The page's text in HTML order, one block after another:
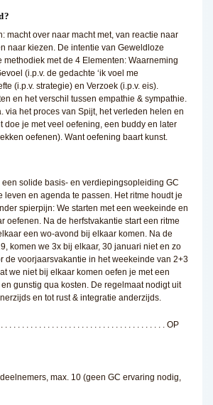
macht over naar macht met, van reactie naar
naar kiezen. De intentie van Geweldloze
methodiek met de 4 Elementen: Waarneming
(i.p.v. de gedachte ‘ik voel me
(i.p.v. strategie) en Verzoek (i.p.v. eis).
en het verschil tussen empathie & sympathie.
via het proces van Spijt, het verleden helen en
doe je met veel oefening, een buddy en later
oefenen). Want oefening baart kunst.
een solide basis- en verdiepingsopleiding GC
leven en agenda te passen. Het ritme houdt je
spierpijn: We starten met een weekeinde en
oefenen. Na de herfstvakantie start een ritme
een wo-avond bij elkaar komen. Na de
komen we 3x bij elkaar, 30 januari niet en zo
de voorjaarsvakantie in het weekeinde van 2+3
we niet bij elkaar komen oefen je met een
gunstig qua kosten. De regelmaat nodigt uit
en tot rust & integratie anderzijds.
. . . . . . . . . . . . . . . . . . . . . . . . . . . . . . . . . . . . . . . OP
max. 10 (geen GC ervaring nodig,